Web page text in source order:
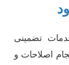
تضمینی
اصلاحات و